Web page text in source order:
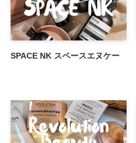
SPACE NK スペースエヌケー